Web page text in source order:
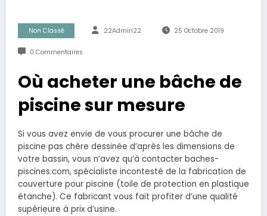
Non Classé 22Admin22 25 Octobre 2019
0 Commentaires
Où acheter une bâche de
piscine sur mesure
Si vous avez envie de vous procurer une bâche de
piscine pas chère dessinée d’après les dimensions de
votre bassin, vous n’avez qu’à contacter baches-
piscines.com, spécialiste incontesté de la fabrication de
couverture pour piscine (toile de protection en plastique
étanche). Ce fabricant vous fait profiter d’une qualité
supérieure à prix d’usine.